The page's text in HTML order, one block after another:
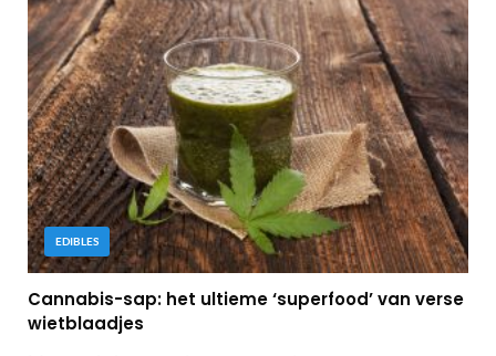
EDIBLES
Cannabis-sap: het ultieme ‘superfood’ van verse
wietblaadjes